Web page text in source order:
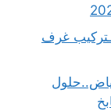
خصم لـتركيب غرف